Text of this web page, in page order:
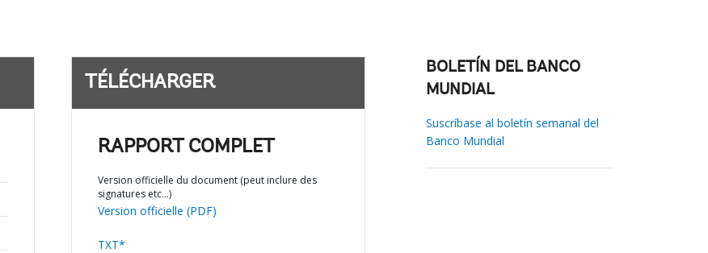
TÉLÉCHARGER
RAPPORT COMPLET
Version officielle du document (peut inclure des
signatures etc…)
Version officielle (PDF)
TXT*
BOLETÍN DEL BANCO
MUNDIAL
Suscríbase al boletín semanal del
Banco Mundial